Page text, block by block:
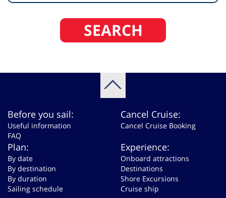
SEARCH
Before you sail:
Useful information
FAQ
Cancel Cruise:
Cancel Cruise Booking
Plan:
By date
By destination
By duration
Sailing schedule
Experience:
Onboard attractions
Destinations
Shore Excursions
Cruise ship